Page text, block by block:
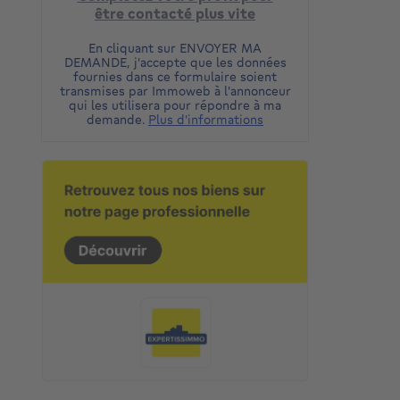
être contacté plus vite
En cliquant sur ENVOYER MA
DEMANDE, j'accepte que les données
fournies dans ce formulaire soient
transmises par Immoweb à l'annonceur
qui les utilisera pour répondre à ma
demande. Plus d'informations